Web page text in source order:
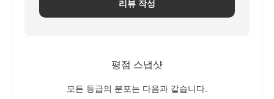
리뷰 작성
평점 스냅샷
모든 등급의 분포는 다음과 같습니다.